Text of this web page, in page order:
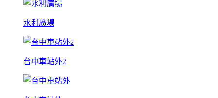
水利廣場
台中車站外2